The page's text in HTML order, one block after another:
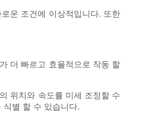
운 조건에 이상적입니다. 또한
더 빠르고 효율적으로 작동 할
위치와 속도를 미세 조정할 수
별 할 수 있습니다.